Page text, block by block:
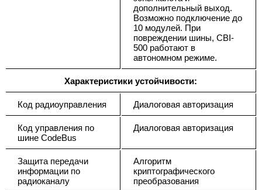
дополнительный выход.
Возможно подключение до
10 модулей. При
повреждении шины, CBI-
500 работают в
автономном режиме.
Характеристики устойчивости:
Код радиоуправления Диалоговая авторизация
Код управления по
шине CodeBus
Диалоговая авторизация
Защита передачи
информации по
радиоканалу
Алгоритм
криптографического
преобразования